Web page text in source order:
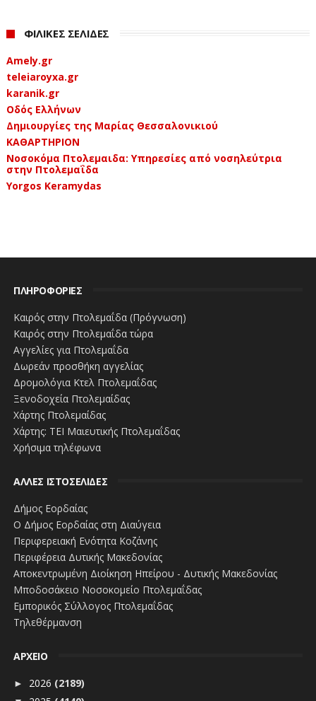
ΦΙΛΙΚΕΣ ΣΕΛΙΔΕΣ
Amely.gr
teleiaroyxa.gr
karanik.gr
Οδός Ελλήνων
Δημιουργίες της Μαρίας Θεσσαλονικιού
ΚΑΘΑΡΤΗΡΙΟΝ
Νοσοκόμα Πτολεμαιδα: Υπηρεσίες από νοσηλεύτρια
στην Πτολεμαΐδα
Yorgos Keramydas
ΠΛΗΡΟΦΟΡΙΕΣ
Καιρός στην Πτολεμαΐδα (Πρόγνωση)
Καιρός στην Πτολεμαΐδα τώρα
Αγγελίες για Πτολεμαΐδα
Δωρεάν προσθήκη αγγελίας
Δρομολόγια Κτελ Πτολεμαΐδας
Ξενοδοχεία Πτολεμαίδας
Χάρτης Πτολεμαίδας
Χάρτης: ΤΕΙ Μαιευτικής Πτολεμαΐδας
Χρήσιμα τηλέφωνα
ΑΛΛΕΣ ΙΣΤΟΣΕΛΙΔΕΣ
Δήμος Εορδαίας
Ο Δήμος Εορδαίας στη Διαύγεια
Περιφερειακή Ενότητα Κοζάνης
Περιφέρεια Δυτικής Μακεδονίας
Αποκεντρωμένη Διοίκηση Ηπείρου - Δυτικής Μακεδονίας
Μποδοσάκειο Νοσοκομείο Πτολεμαΐδας
Εμπορικός Σύλλογος Πτολεμαΐδας
Τηλεθέρμανση
ΑΡΧΕΙΟ
► 2026 (2189)